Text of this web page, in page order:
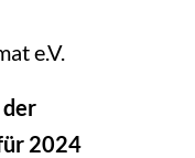
e.V.
2024